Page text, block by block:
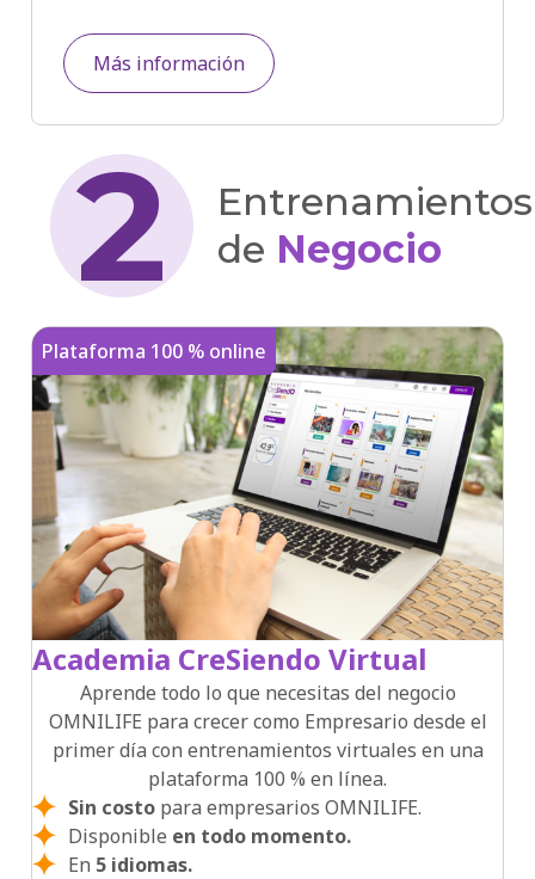
Más información
2
Entrenamientos
de Negocio
Plataforma 100 % online
Academia CreSiendo Virtual
Aprende todo lo que necesitas del negocio
OMNILIFE para crecer como Empresario desde el
primer día con entrenamientos virtuales en una
plataforma 100 % en línea.
Sin costo para empresarios OMNILIFE.
Disponible en todo momento.
En 5 idiomas.